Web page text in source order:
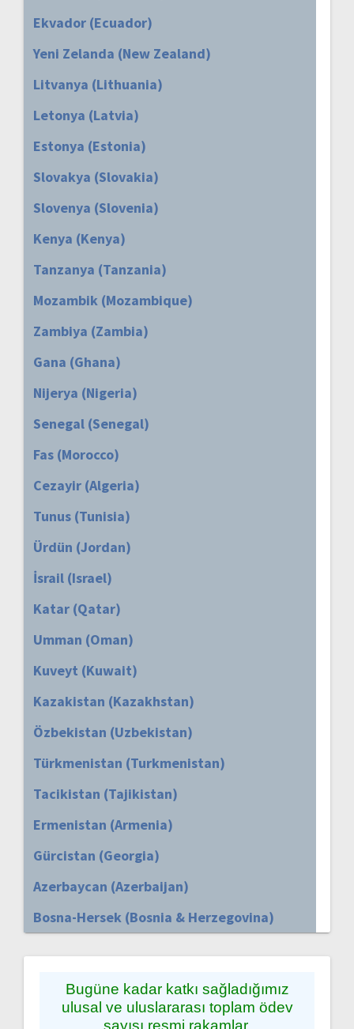
Ekvador (Ecuador)
Yeni Zelanda (New Zealand)
Litvanya (Lithuania)
Letonya (Latvia)
Estonya (Estonia)
Slovakya (Slovakia)
Slovenya (Slovenia)
Kenya (Kenya)
Tanzanya (Tanzania)
Mozambik (Mozambique)
Zambiya (Zambia)
Gana (Ghana)
Nijerya (Nigeria)
Senegal (Senegal)
Fas (Morocco)
Cezayir (Algeria)
Tunus (Tunisia)
Ürdün (Jordan)
İsrail (Israel)
Katar (Qatar)
Umman (Oman)
Kuveyt (Kuwait)
Kazakistan (Kazakhstan)
Özbekistan (Uzbekistan)
Türkmenistan (Turkmenistan)
Tacikistan (Tajikistan)
Ermenistan (Armenia)
Gürcistan (Georgia)
Azerbaycan (Azerbaijan)
Bosna-Hersek (Bosnia & Herzegovina)
Bugüne kadar katkı sağladığımız
ulusal ve uluslararası toplam ödev
sayısı resmi rakamlar,